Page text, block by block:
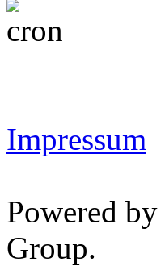
Impressum
Powered by
Group.